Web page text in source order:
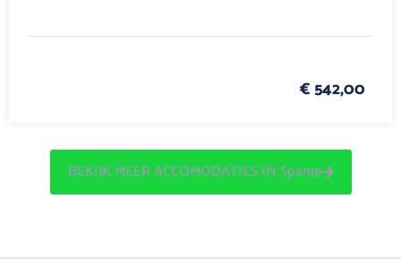
€ 542,00
BEKIJK MEER ACCOMODATIES IN Spanje